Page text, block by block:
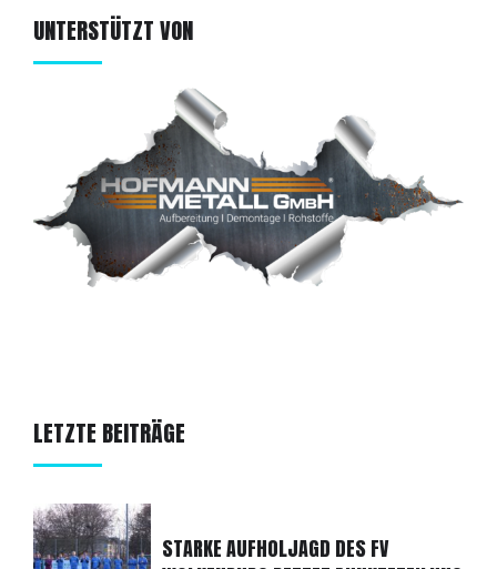
UNTERSTÜTZT VON
LETZTE BEITRÄGE
STARKE AUFHOLJAGD DES FV